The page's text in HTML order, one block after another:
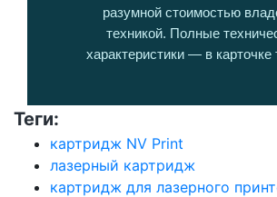
разумной стоимостью
техникой. Полные
характеристики — в карточке
Теги:
картридж NV Print
лазерный картридж
картридж для лазерного